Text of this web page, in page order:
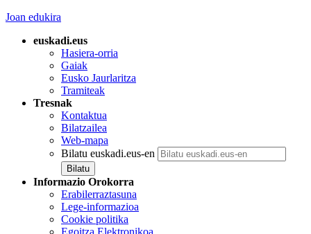
Joan edukira
euskadi.eus
Hasiera-orria
Gaiak
Eusko Jaurlaritza
Tramiteak
Tresnak
Kontaktua
Bilatzailea
Web-mapa
Bilatu euskadi.eus-en
Informazio Orokorra
Erabilerraztasuna
Lege-informazioa
Cookie politika
Egoitza Elektronikoa